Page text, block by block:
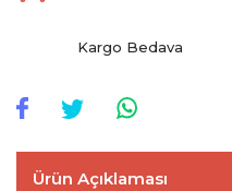
Kargo Bedava
Ürün Açıklaması